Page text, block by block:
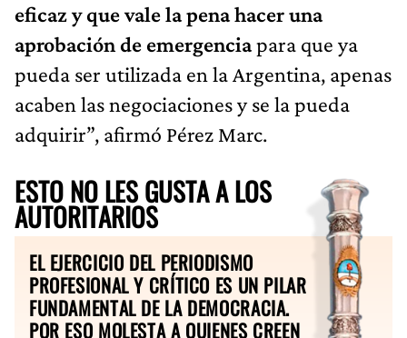
eficaz y que vale la pena hacer una
aprobación de emergenciapara que ya
pueda ser utilizada en la Argentina, apenas
acaben las negociaciones y se la pueda
adquirir”, afirmó Pérez Marc.
ESTO NO LES GUSTA A LOS
AUTORITARIOS
EL EJERCICIO DEL PERIODISMO
PROFESIONAL Y CRÍTICO ES UN PILAR
FUNDAMENTAL DE LA DEMOCRACIA.
POR ESO MOLESTA A QUIENES CREEN